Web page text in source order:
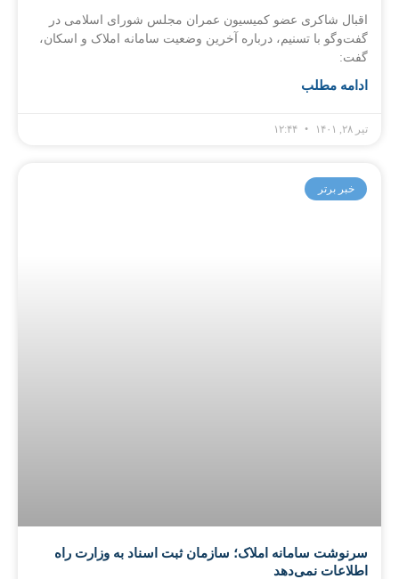
اقبال شاکری عضو کمیسیون عمران مجلس شورای اسلامی در
گفت‌وگو با تسنیم، درباره آخرین وضعیت سامانه املاک و اسکان،
گفت:
ادامه مطلب
تیر ۲۸, ۱۴۰۱
خبر برتر
سرنوشت سامانه املاک؛ سازمان ثبت اسناد به وزارت راه
اطلاعات نمی‌دهد